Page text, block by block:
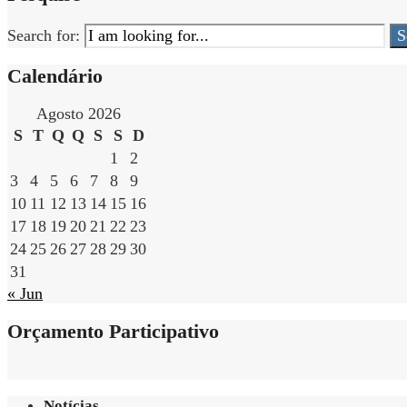
Search for:
Calendário
Agosto 2026
S T Q Q S S D
1
2
3
4 5 6 7 8
9
10 11 12 13 14 15 16
17 18 19 20 21 22 23
24 25 26 27 28 29 30
31
« Jun
Orçamento Participativo